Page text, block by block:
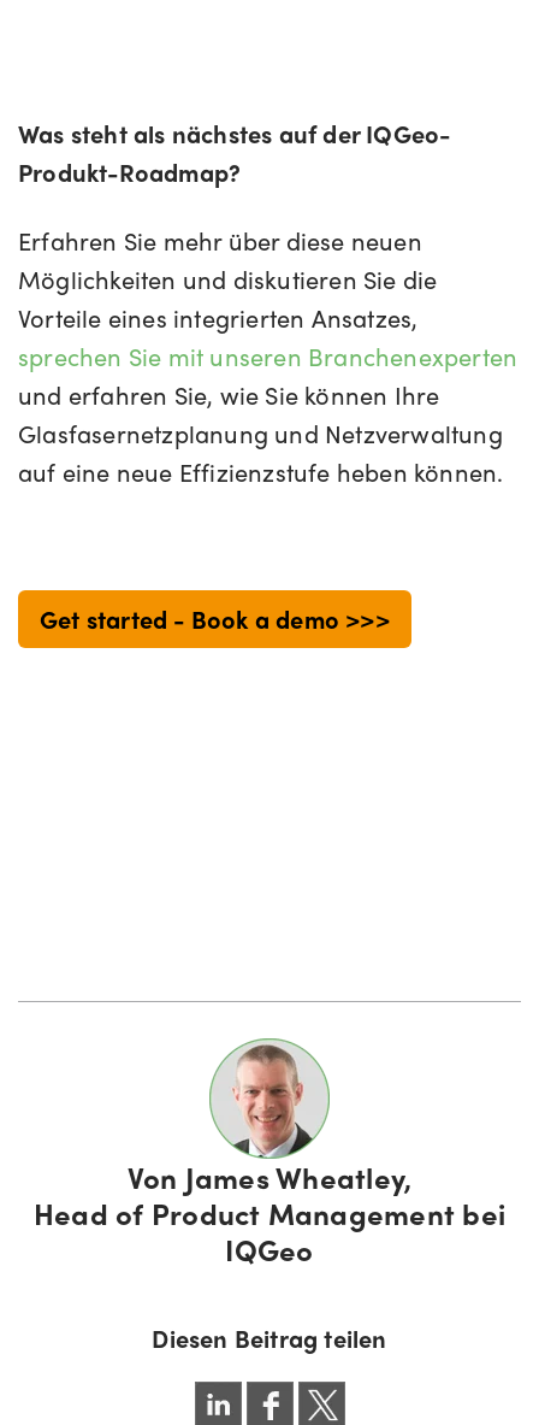
Was steht als nächstes auf der IQGeo-
Produkt-Roadmap?
Erfahren Sie mehr über diese neuen
Möglichkeiten und diskutieren Sie die
Vorteile eines integrierten Ansatzes,
sprechen Sie mit unseren Branchenexperten
und erfahren Sie, wie Sie können Ihre
Glasfasernetzplanung und Netzverwaltung
auf eine neue Effizienzstufe heben können.
Get started - Book a demo >>>
Von James Wheatley,
Head of Product Management bei
IQGeo
Diesen Beitrag teilen